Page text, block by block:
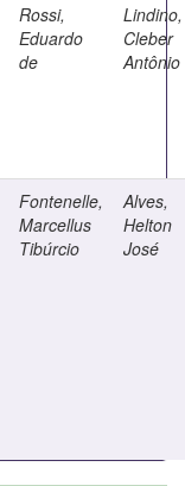
Rossi,
Eduardo
de
Lindino,
Cleber
Antônio
Fontenelle,
Marcellus
Tibúrcio
Alves,
Helton
José